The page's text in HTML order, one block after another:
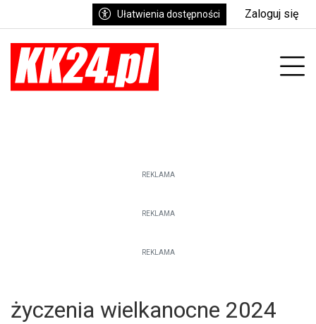
Ułatwienia dostępności Zaloguj się
REKLAMA
REKLAMA
REKLAMA
życzenia wielkanocne 2024